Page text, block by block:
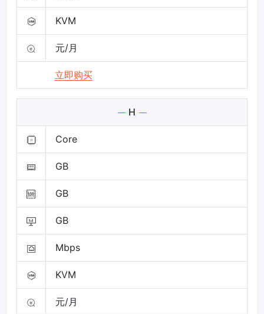
KVM
元/月
立即购买
H
Core
GB
GB
GB
Mbps
KVM
元/月